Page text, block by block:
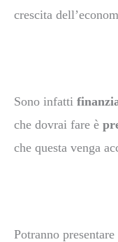
crescita
Sono infatti
che dovrai fare è
che questa venga
Potranno